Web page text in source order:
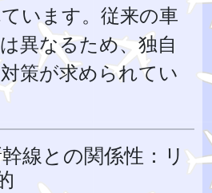
います。従来の車
異なるため、独自
策が求められてい
線との関係性：リ